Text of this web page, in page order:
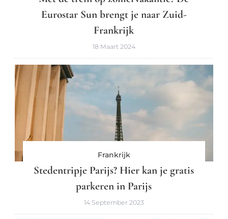
Eurostar Sun brengt je naar Zuid-
Frankrijk
18 Maart 2024
Frankrijk
Stedentripje Parijs? Hier kan je gratis
parkeren in Parijs
14 September 2023